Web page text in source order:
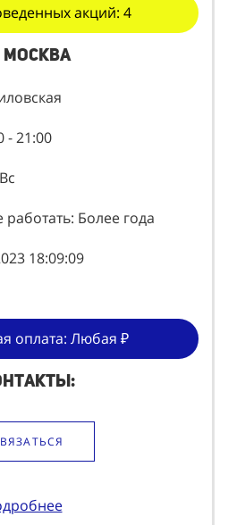
акций: 4
Москва
- 21:00
Более года
18:09:09
оплата: Любая ₽